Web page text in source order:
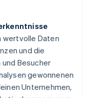
wertvolle Daten
und die
Besucher
gewonnenen
Unternehmen,